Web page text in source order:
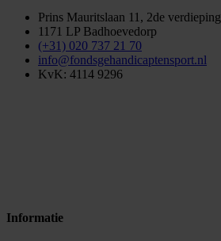
Prins Mauritslaan 11, 2de verdieping
1171 LP Badhoevedorp
(+31) 020 737 21 70
info@fondsgehandicaptensport.nl
KvK: 4114 9296
Informatie